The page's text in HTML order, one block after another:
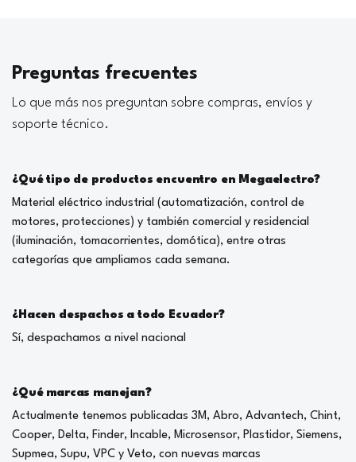
Preguntas frecuentes
Lo que más nos preguntan sobre compras, envíos y
soporte técnico.
¿Qué tipo de productos encuentro en Megaelectro?
Material eléctrico industrial (automatización, control de
motores, protecciones) y también comercial y residencial
(iluminación, tomacorrientes, domótica), entre otras
categorías que ampliamos cada semana.
¿Hacen despachos a todo Ecuador?
Sí, despachamos a nivel nacional
¿Qué marcas manejan?
Actualmente tenemos publicadas 3M, Abro, Advantech, Chint,
Cooper, Delta, Finder, Incable, Microsensor, Plastidor, Siemens,
Supmea, Supu, VPC y Veto, con nuevas marcas